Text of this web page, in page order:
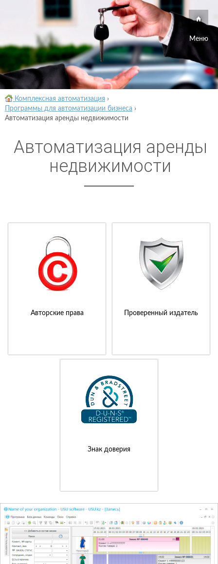
Меню
Комплексная автоматизация ›
Программы для автоматизации бизнеса ›
Автоматизация аренды недвижимости
Автоматизация аренды
недвижимости
Авторские права Проверенный издатель
Знак доверия